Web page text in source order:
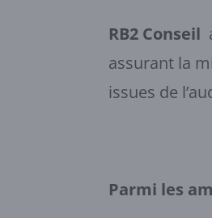
RB2 Conseil
assurant la
issues de
Parmi les